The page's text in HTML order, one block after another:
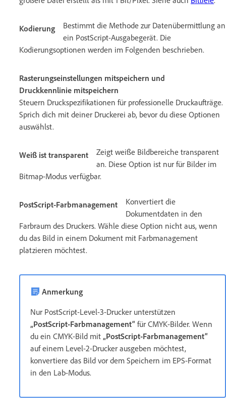
Kodierung
Bestimmt die Methode zur Datenübermittlung an
ein PostScript-Ausgabegerät. Die
Kodierungsoptionen werden im Folgenden beschrieben.
Rasterungseinstellungen mitspeichern und
Druckkennlinie mitspeichern
Steuern Druckspezifikationen für professionelle Druckaufträge.
Sprich dich mit deiner Druckerei ab, bevor du diese Optionen
auswählst.
Weiß ist transparent
Zeigt weiße Bildbereiche transparent
an. Diese Option ist nur für Bilder im
Bitmap-Modus verfügbar.
PostScript-Farbmanagement
Konvertiert die
Dokumentdaten in den
Farbraum des Druckers. Wähle diese Option nicht aus, wenn
du das Bild in einem Dokument mit Farbmanagement
platzieren möchtest.
Anmerkung
Nur PostScript-Level-3-Drucker unterstützen
„PostScript-Farbmanagement“ für CMYK-Bilder. Wenn
du ein CMYK-Bild mit „PostScript-Farbmanagement“
auf einem Level-2-Drucker ausgeben möchtest,
konvertiere das Bild vor dem Speichern im EPS-Format
in den Lab-Modus.